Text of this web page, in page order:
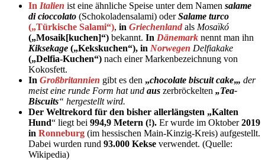
In Italien ist eine ähnliche Speise unter dem Namen salame
di cioccolato (Schokoladensalami) oderSalame turco
(„Türkische Salami“), in Griechenland als Mosaïkó
(„Mosaik[kuchen]“) bekannt. In Dänemark nennt man ihn
Kiksekage („Kekskuchen“), in Norwegen Delfiakake
(„Delfia-Kuchen“) nach einer Markenbezeichnung von
Kokosfett.
In Großbritannien gibt es den „chocolate biscuit cake„, der
meist eine runde Form hat und aus zerbröckelten „Tea-
Biscuits“ hergestellt wird.
Der Weltrekord für den bisher allerlängsten „Kalten
Hund“ liegt bei 994,9 Metern (!). Er wurde im Oktober2019
in Ronneburg (im hessischen Main-Kinzig-Kreis) aufgestellt.
Dabei wurden rund 93.000 Kekse verwendet. (Quelle:
Wikipedia)